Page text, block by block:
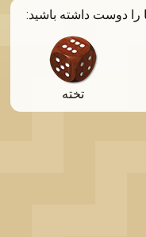
دوست داشته باشید:
تخته